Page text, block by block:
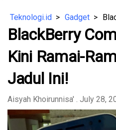
Teknologi.id Gadget
BlackBerry
Kini Ramai-
Jadul Ini!
Aisyah Khoirunnisa' . July 28,